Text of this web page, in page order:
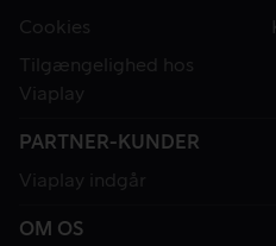
Cookies
Tilgængelighed hos
Viaplay
PARTNER-KUNDER
Viaplay indgår
OM OS